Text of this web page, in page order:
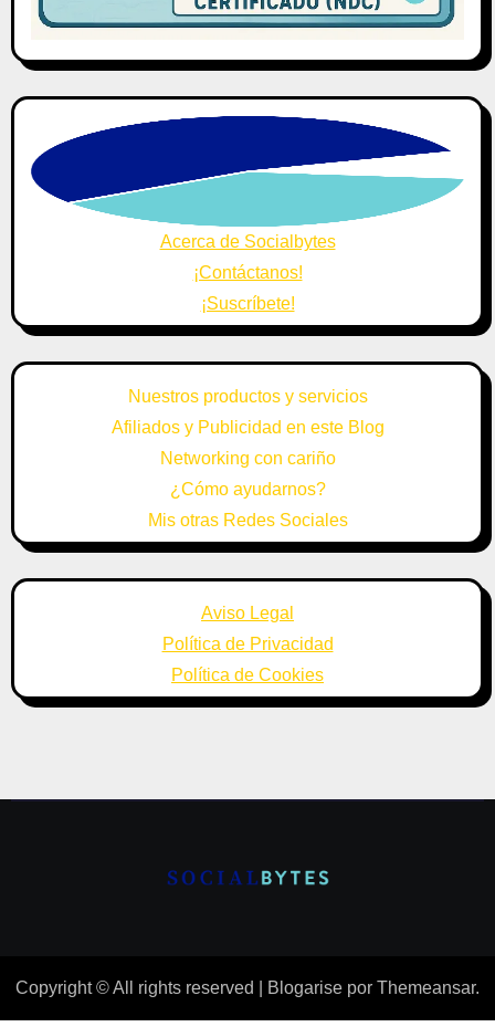
Acerca de Socialbytes
¡Contáctanos!
¡Suscríbete!
Nuestros productos y servicios
Afiliados y Publicidad en este Blog
Networking con cariño
¿Cómo ayudarnos?
Mis otras Redes Sociales
Aviso Legal
Política de Privacidad
Política de Cookies
Copyright © All rights reserved Blogarise por Themeansar.